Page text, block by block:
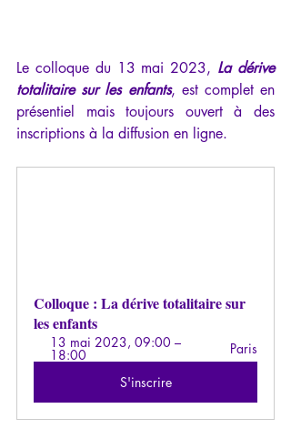
Le colloque du 13 mai 2023, La dérive
totalitaire sur les enfants, est complet en
présentiel mais toujours ouvert à des
inscriptions à la diffusion en ligne.
Colloque : La dérive totalitaire sur
les enfants
13 mai 2023, 09:00 –
18:00
Paris
S'inscrire